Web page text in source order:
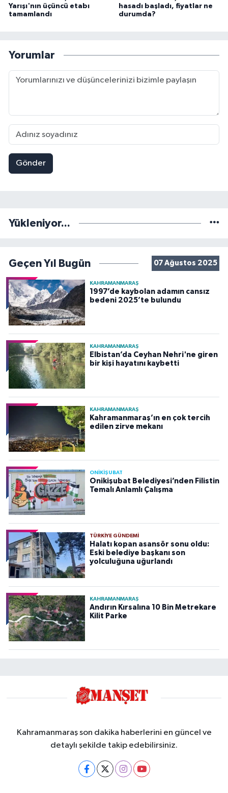
Yarışı'nın üçüncü etabı
tamamlandı
hasadı başladı, fiyatlar ne
durumda?
Yorumlar
Gönder
Yükleniyor...
Geçen Yıl Bugün 07 Ağustos 2025
KAHRAMANMARAŞ
1997’de kaybolan adamın cansız
bedeni 2025’te bulundu
KAHRAMANMARAŞ
Elbistan’da Ceyhan Nehri'ne giren
bir kişi hayatını kaybetti
KAHRAMANMARAŞ
Kahramanmaraş’ın en çok tercih
edilen zirve mekanı
ONİKİŞUBAT
Onikişubat Belediyesi’nden Filistin
Temalı Anlamlı Çalışma
TÜRKIYE GÜNDEMI
Halatı kopan asansör sonu oldu:
Eski belediye başkanı son
yolculuğuna uğurlandı
KAHRAMANMARAŞ
Andırın Kırsalına 10 Bin Metrekare
Kilit Parke
Kahramanmaraş son dakika haberlerini en güncel ve
detaylı şekilde takip edebilirsiniz.